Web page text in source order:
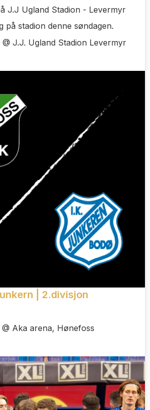
J.J Ugland Stadion - Levermyr
på stadion denne søndagen.
@ J.J. Ugland Stadion Levermyr
| 2.divisjon
@ Aka arena, Hønefoss